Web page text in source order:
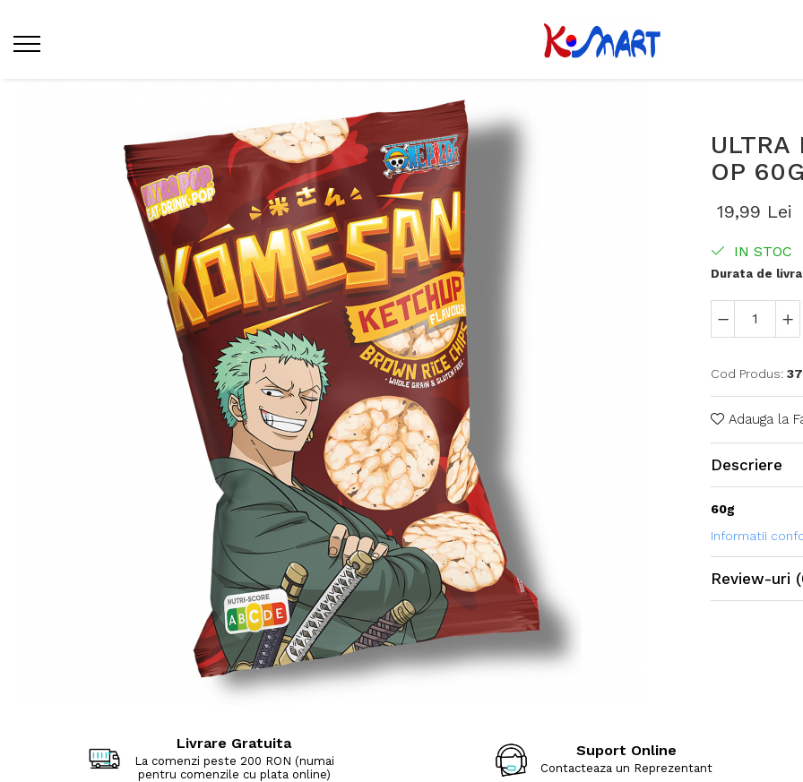
ULTRA
OP
19,99 Lei
IN STOC
Durata de
Cod Produs:
Adauga la
Descriere
60g
Informatii
Review-uri
Livrare Gratuita
La comenzi peste 200 RON (numai
pentru comenzile cu plata online)
Suport Online
Contacteaza un Reprezentant